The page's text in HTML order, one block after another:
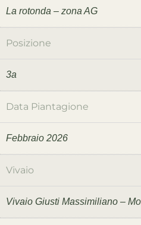
La rotonda – zona AG
Posizione
3a
Data Piantagione
Febbraio 2026
Vivaio
Vivaio Giusti Massimiliano –